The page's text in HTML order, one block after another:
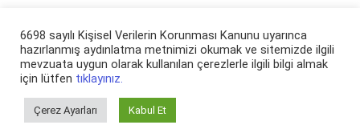
© ruyaevi.com 2022
6698 sayılı Kişisel Verilerin Korunması Kanunu uyarınca
hazırlanmış aydınlatma metnimizi okumak ve sitemizde ilgili
mevzuata uygun olarak kullanılan çerezlerle ilgili bilgi almak
için lütfen tıklayınız.
Çerez Ayarları Kabul Et